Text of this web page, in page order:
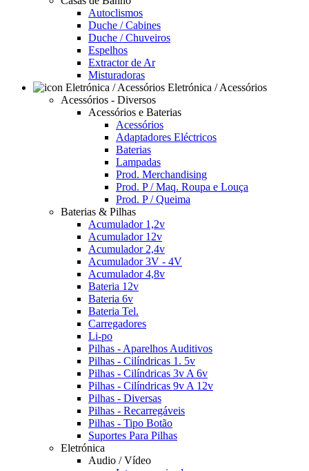
Autoclismos
Duche / Cabines
Duche / Chuveiros
Espelhos
Extractor de Ar
Misturadoras
Eletrónica / Acessórios
Acessórios - Diversos
Acessórios e Baterias
Acessórios
Adaptadores Eléctricos
Baterias
Lampadas
Prod. Merchandising
Prod. P / Maq. Roupa e Louça
Prod. P / Queima
Baterias & Pilhas
Acumulador 1,2v
Acumulador 12v
Acumulador 2,4v
Acumulador 3V - 4V
Acumulador 4,8v
Bateria 12v
Bateria 6v
Bateria Tel.
Carregadores
Li-po
Pilhas - Aparelhos Auditivos
Pilhas - Cilíndricas 1. 5v
Pilhas - Cilíndricas 3v A 6v
Pilhas - Cilíndricas 9v A 12v
Pilhas - Diversas
Pilhas - Recarregáveis
Pilhas - Tipo Botão
Suportes Para Pilhas
Eletrónica
Audio / Vídeo